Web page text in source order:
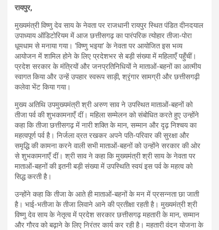
रायपुर,
मुख्यमंत्री विष्णु देव साय के नेवता पर राजधानी रायपुर स्थित पंडित दीनदयाल
उपाध्याय ऑडिटोरियम में आज छत्तीसगढ़ का पारंपरिक त्योहार तीजा-पोरा
धूमधाम से मनाया गया। ‘विष्णु भइया’ के नेवता पर आयोजित इस भव्य
आयोजन में शामिल होने के लिए प्रदेशभर से बड़ी संख्या में महिलाएँ पहुँचीं।
प्रदेश सरकार के मंत्रियों और जनप्रतिनिधियों ने माताओं-बहनों का आत्मीय
स्वागत किया और उन्हें उपहार स्वरूप साड़ी, श्रृंगार सामग्री और छत्तीसगढ़ी
कलेवा भेंट किया गया।
मुख्य अतिथि उपमुख्यमंत्री श्री अरुण साव ने उपस्थित माताओं-बहनों को
तीजा पर्व की शुभकामनाएँ दीं। महिला सम्मेलन को संबोधित करते हुए उन्होंने
कहा कि तीजा छत्तीसगढ़ में नारी शक्ति के मान, सम्मान और दृढ़ निश्चय का
महत्वपूर्ण पर्व है। निर्जला व्रत रखकर अपने पति-परिवार की सुरक्षा और
समृद्धि की कामना करने वाली सभी माताओं-बहनों को उन्होंने सरकार की ओर
से शुभकामनाएँ दीं। श्री साव ने कहा कि मुख्यमंत्री श्री साय के नेवता पर
माताओं-बहनों की इतनी बड़ी संख्या में उपस्थिति स्वयं इस पर्व के महत्व को
सिद्ध करती है।
उन्होंने कहा कि तीजा के आते ही माताओं-बहनों के मन में प्रसन्नता छा जाती
है। भाई-भतीजा के तीजा लिवाने आने की प्रतीक्षा रहती है। मुख्यमंत्री श्री
विष्णु देव साय के नेतृत्व में प्रदेश सरकार छत्तीसगढ़ महतारी के मान, सम्मान
और गौरव को बढ़ाने के लिए निरंतर कार्य कर रही है। महतारी वंदन योजना के